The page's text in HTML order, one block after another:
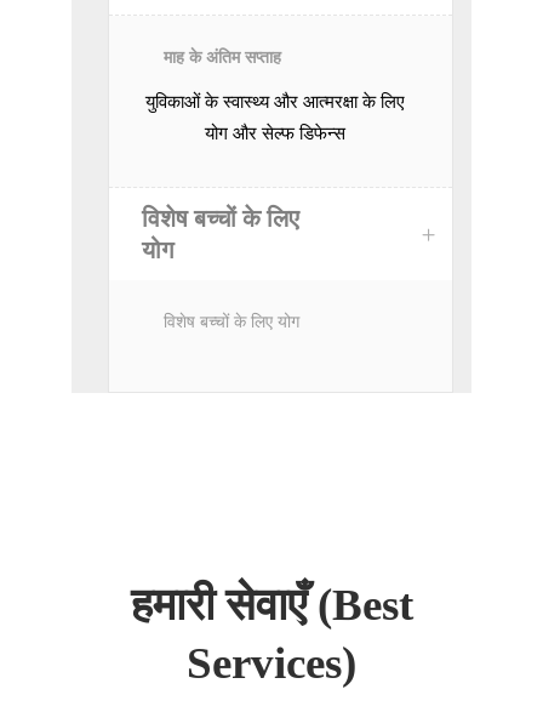
माह के अंतिम सप्ताह
युविकाओं के स्वास्थ्य और आत्मरक्षा के लिए
योग और सेल्फ डिफेन्स
विशेष बच्चों के लिए
योग
विशेष बच्चों के लिए योग
हमारी सेवाएँ (Best
Services)